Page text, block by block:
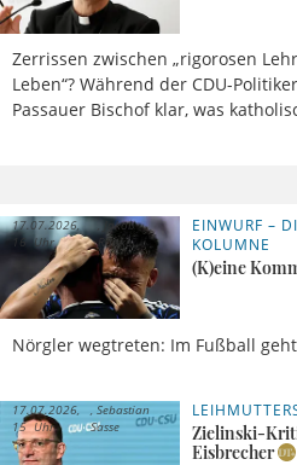
Zerrissen zwischen „rigorosen
Leben“? Während der CDU-
Passauer Bischof klar, was
EINWURF –
KOLUMNE
(K)eine
Nörgler wegtreten: Im Fußball
17.07.2026,
16 Uhr
Jakob
Ranke
Zielinski-
Eisbrecher
17.07.2026,
15 Uhr
Sebastian
Sasse